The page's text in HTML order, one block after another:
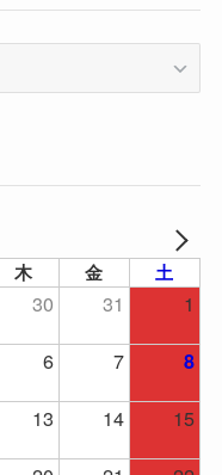
木 金 土
30 31
1
6 7 8
13 14
15